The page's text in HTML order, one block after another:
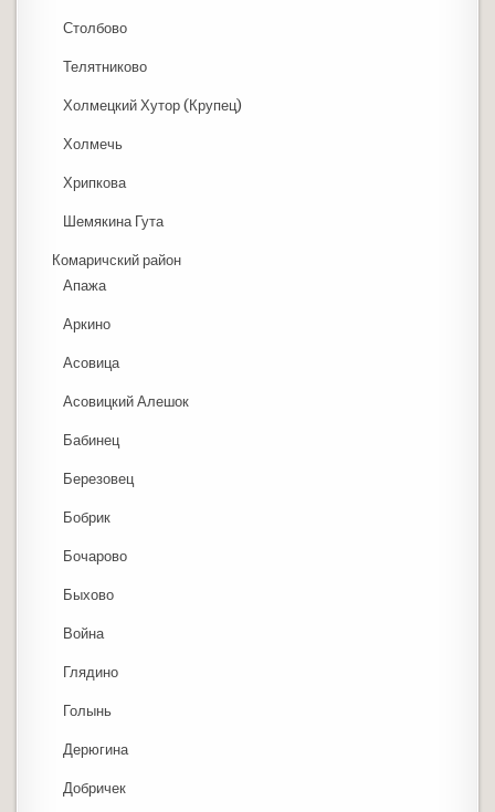
Столбово
Телятниково
Холмецкий Хутор (Крупец)
Холмечь
Хрипкова
Шемякина Гута
Комаричский район
Апажа
Аркино
Асовица
Асовицкий Алешок
Бабинец
Березовец
Бобрик
Бочарово
Быхово
Война
Глядино
Голынь
Дерюгина
Добричек